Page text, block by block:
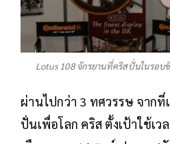
Lotus 108 จักรยานที่คริสปั่นในรอบ
ผ่านไปกว่า 3 ทศวรรษ จาก
ปั่นเพื่อโลก คริส ตั้งเป้าใช้เ